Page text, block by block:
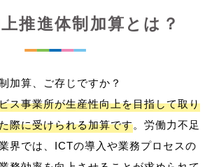
推進体制加算とは？
加算、ご存じですか？
ス事業所が生産性向上を目指して取り
際に受けられる加算です。労働力不足
界では、ICTの導入や業務プロセスの